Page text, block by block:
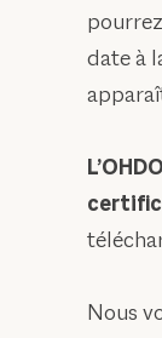
date à
Nous